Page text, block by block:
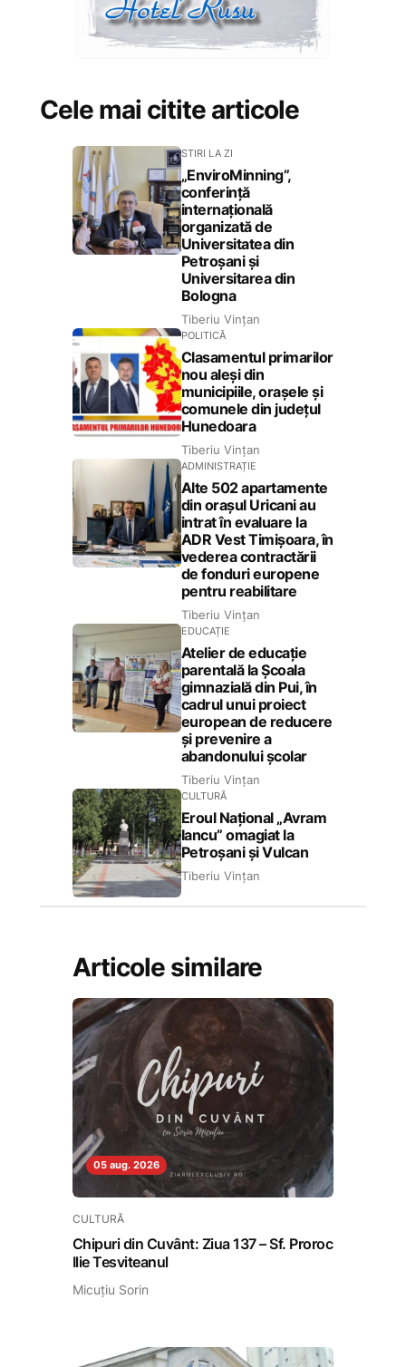
Cele mai citite articole
STIRI LA ZI
„EnviroMinning”,
conferință
internațională
organizată de
Universitatea din
Petroșani și
Universitarea din
Bologna
Tiberiu Vințan
POLITICĂ
Clasamentul primarilor
nou aleși din
municipiile, orașele și
comunele din județul
Hunedoara
Tiberiu Vințan
ADMINISTRAȚIE
Alte 502 apartamente
din orașul Uricani au
intrat în evaluare la
ADR Vest Timișoara, în
vederea contractării
de fonduri europene
pentru reabilitare
Tiberiu Vințan
EDUCAȚIE
Atelier de educație
parentală la Școala
gimnazială din Pui, în
cadrul unui proiect
european de reducere
și prevenire a
abandonului școlar
Tiberiu Vințan
CULTURĂ
Eroul Național „Avram
Iancu” omagiat la
Petroșani și Vulcan
Tiberiu Vințan
Articole similare
05 aug. 2026
CULTURĂ
Chipuri din Cuvânt: Ziua 137 – Sf. Proroc
Ilie Tesviteanul
Micuțiu Sorin